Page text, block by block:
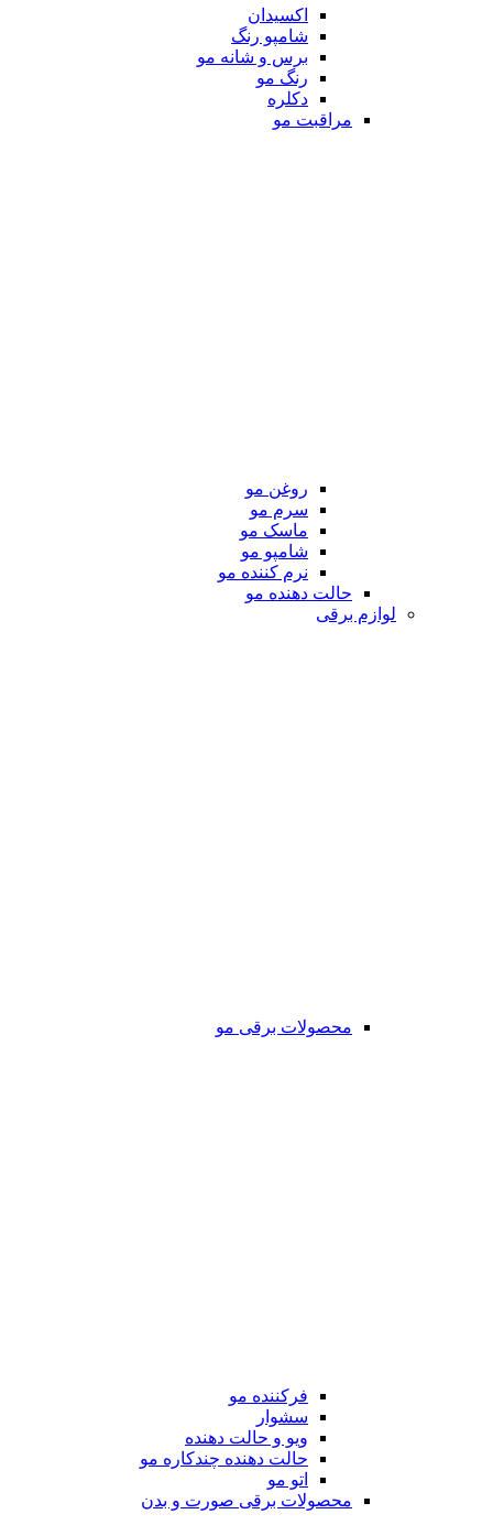
اکسیدان
شامپو رنگ
برس و شانه مو
رنگ مو
دکلره
مراقبت مو
روغن مو
سرم مو
ماسک مو
شامپو مو
نرم کننده مو
حالت دهنده مو
لوازم برقی
محصولات برقی مو
فرکننده مو
سشوار
ویو و حالت دهنده
حالت دهنده چندکاره مو
اتو مو
محصولات برقی صورت و بدن